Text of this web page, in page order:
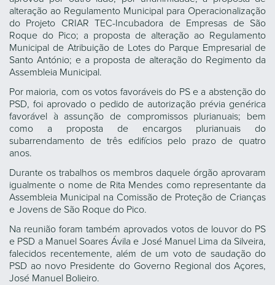
alteração ao Regulamento Municipal para Operacionalização
do Projeto CRIAR TEC-Incubadora de Empresas de São
Roque do Pico; a proposta de alteração ao Regulamento
Municipal de Atribuição de Lotes do Parque Empresarial de
Santo António; e a proposta de alteração do Regimento da
Assembleia Municipal.
Por maioria, com os votos favoráveis do PS e a abstenção do
PSD, foi aprovado o pedido de autorização prévia genérica
favorável à assunção de compromissos plurianuais; bem
como a proposta de encargos plurianuais do
subarrendamento de três edifícios pelo prazo de quatro
anos.
Durante os trabalhos os membros daquele órgão aprovaram
igualmente o nome de Rita Mendes como representante da
Assembleia Municipal na Comissão de Proteção de Crianças
e Jovens de São Roque do Pico.
Na reunião foram também aprovados votos de louvor do PS
e PSD a Manuel Soares Ávila e José Manuel Lima da Silveira,
falecidos recentemente, além de um voto de saudação do
PSD ao novo Presidente do Governo Regional dos Açores,
José Manuel Bolieiro.